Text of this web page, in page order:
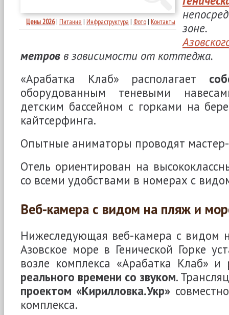
Цены 2026| Питание | Инфраструктура | Фото | Контакты
зоне.
метров в зависимости от коттеджа.
«Арабатка Клаб» располагает
оборудованным теневыми
детским бассейном с горками на
кайтсерфинга.
Опытные аниматоры проводят
Отель ориентирован на
со всеми удобствами в номерах с
Веб-камера с видом на пляж и
Нижеследующая веб-камера с видом
Азовское море в Генической Горке
возле комплекса «Арабатка Клаб»
реального времени со звуком.
проектом «Кирилловка.Укр»
комплекса.